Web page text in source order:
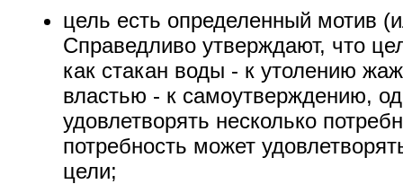
цель есть определенный мотив
Справедливо утверждают, что
как стакан воды - к утолению
властью - к самоутверждению,
удовлетворять несколько
потребность может
цели;